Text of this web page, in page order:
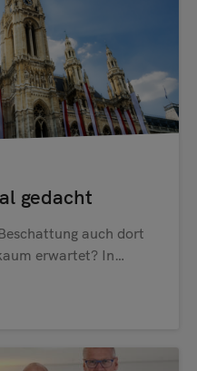
gedacht
auch dort
erwartet? In…